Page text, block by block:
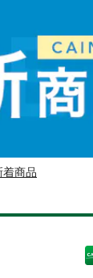
着商品